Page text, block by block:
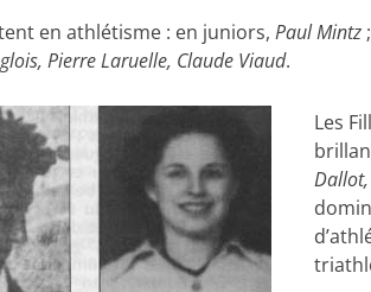
en athlétisme : en juniors, Paul Mintz
Pierre Laruelle, Claude Viaud.
Les